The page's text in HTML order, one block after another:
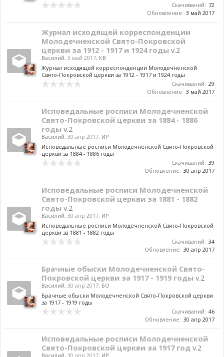
Скачиваний: 72
Обновление: 3 май 2017
Журнал исходящей корреспонденции
Молодечненской Свято-Покровской
церкви за 1912 - 1917 и 1924 годы v.2
Василий, 3 май 2017, КВ
Журнал исходящей корреспонденции Молодечненской
Свято-Покровской церкви за 1912 - 1917 и 1924 годы
Скачиваний: 29
Обновление: 3 май 2017
Исповедальные росписи Молодечненской
Свято-Покровской церкви за 1884 - 1886
годы v.2
Василий, 30 апр 2017, ИР
Исповедальные росписи Молодечненской Свято-Покровской
церкви за 1884 - 1886 годы
Скачиваний: 39
Обновление: 30 апр 2017
Исповедальные росписи Молодечненской
Свято-Покровской церкви за 1881 - 1882
годы v.2
Василий, 30 апр 2017, ИР
Исповедальные росписи Молодечненской Свято-Покровской
церкви за 1881 - 1882 годы
Скачиваний: 34
Обновление: 30 апр 2017
Брачные обыски Молодечненской Свято-
Покровской церкви за 1917 - 1919 годы v.2
Василий, 30 апр 2017, БО
Брачные обыски Молодечненской Свято-Покровской церкви
за 1917 - 1919 годы
Скачиваний: 46
Обновление: 30 апр 2017
Исповедальные росписи Молодечненской
Свято-Покровской церкви за 1917 год v.2
Василий, 30 апр 2017, ИР